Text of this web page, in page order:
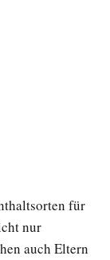
für
nur
auch Eltern